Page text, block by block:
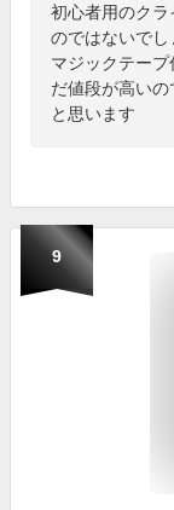
初心者用のク
のではないで
マジックテー
だ値段が高い
と思います
9